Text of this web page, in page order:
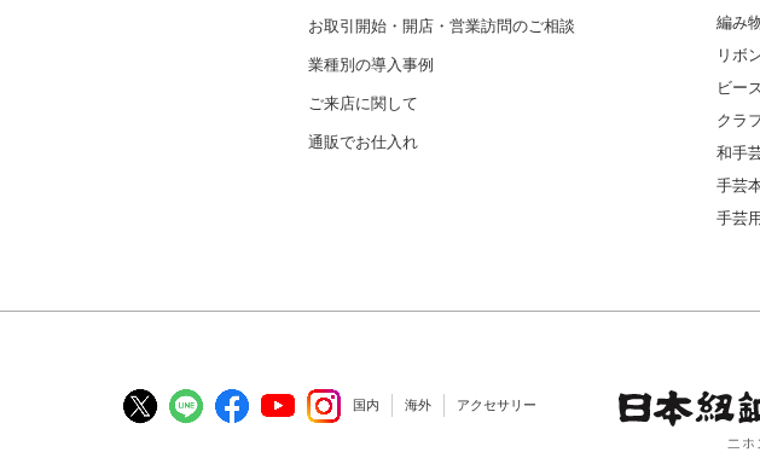
お取引開始・開店・営業訪問のご相談
業種別の導入事例
ご来店に関して
通販でお仕入れ
編み
リボ
ビー
クラ
和手
手芸
手芸
国内 海外 アクセサリー